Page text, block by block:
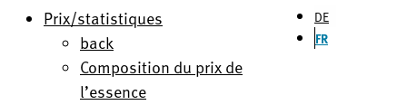
DE
FR
Prix/statistiques
back
Composition du prix de
l’essence